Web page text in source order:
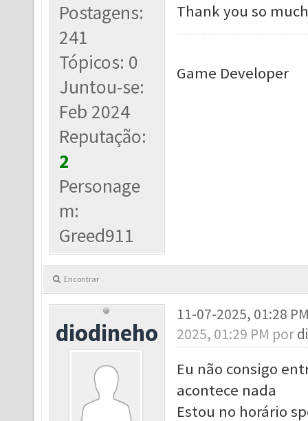
Postagens:
241
Tópicos: 0
Juntou-se:
Feb 2024
Reputação:
2
Personage
m:
Greed911
Thank you so
Game Developer
Encontrar
diodineho
11-07-2025, 01:28
2025, 01:29 PM por
Eu não consigo
acontece nada
Estou no horário